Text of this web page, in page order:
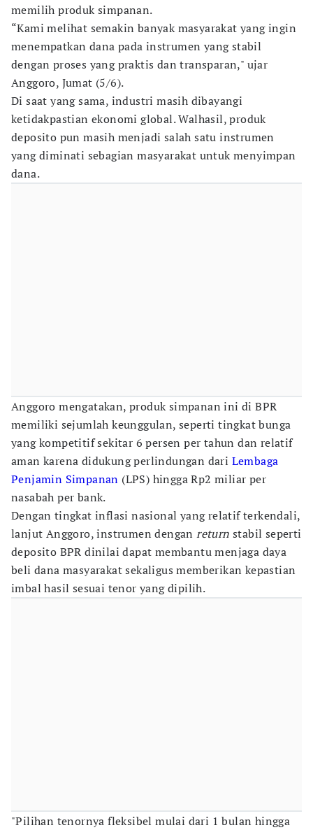
memilih produk simpanan.
​“Kami melihat semakin banyak masyarakat yang ingin
menempatkan dana pada instrumen yang stabil
dengan proses yang praktis dan transparan," ujar
Anggoro, Jumat (5/6).
Di saat yang sama, industri masih dibayangi
ketidakpastian ekonomi global. Walhasil, produk
deposito pun masih menjadi salah satu instrumen
yang diminati sebagian masyarakat untuk menyimpan
dana.
Anggoro mengatakan, produk simpanan ini di BPR
memiliki sejumlah keunggulan, seperti tingkat bunga
yang kompetitif sekitar 6 persen per tahun dan relatif
aman karena didukung perlindungan dari Lembaga
Penjamin Simpanan (LPS) hingga Rp2 miliar per
nasabah per bank.
​Dengan tingkat inflasi nasional yang relatif terkendali,
lanjut Anggoro, instrumen dengan returnstabil seperti
deposito BPR dinilai dapat membantu menjaga daya
beli dana masyarakat sekaligus memberikan kepastian
imbal hasil sesuai tenor yang dipilih.
"Pilihan tenornya fleksibel mulai dari 1 bulan hingga